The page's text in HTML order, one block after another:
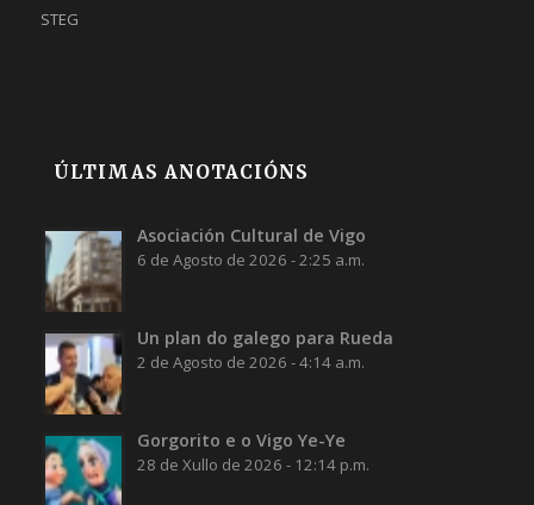
STEG
ÚLTIMAS ANOTACIÓNS
Asociación Cultural de Vigo
6 de Agosto de 2026 - 2:25 a.m.
Un plan do galego para Rueda
2 de Agosto de 2026 - 4:14 a.m.
Gorgorito e o Vigo Ye-Ye
28 de Xullo de 2026 - 12:14 p.m.